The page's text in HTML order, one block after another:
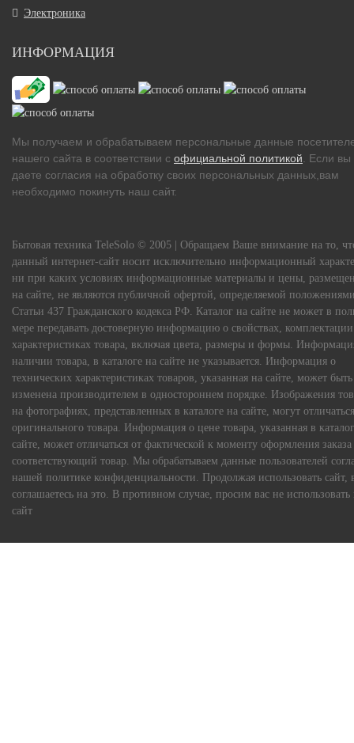
Электроника
ИНФОРМАЦИЯ
Мы получаем и обрабатываем персональные данные
нашего сайта в соответствии с официальной политикой . Если
даете согласия на обработку своих персональных данных,вам
необходимо покинуть наш сайт.
Бытовая техника TeleSolo © 2005 | Обращаем Ваше внимание на то,
данный интернет-сайт носит исключительно информационный
ни при каких условиях информационные материалы и цены,
на сайте, не являются публичной офертой, определяемой
Статьи 437 Гражданского кодекса РФ. Каталог на сайте не может в
мере передавать достоверную информацию о свойствах,
характеристиках товара, включая цвета, размеры и формы.
наличии товара, в каталоге на сайте не указывается. Информация о
технических характеристиках товаров, указанная на сайте, может быть
изменена производителем в одностороннем порядке. Изображения
на фотографиях, представленных в каталоге на сайте, могут
оригинального товара. Информация о цене товара, указанная в
сайте, может отличаться от фактической к моменту оформления заказа
соответствующий товар. Мы обрабатываем данные пользователей
нашей политике конфиденциальности. Продолжая использовать сайт,
соглашаетесь на это. В противном случае, просим вас не
сайт